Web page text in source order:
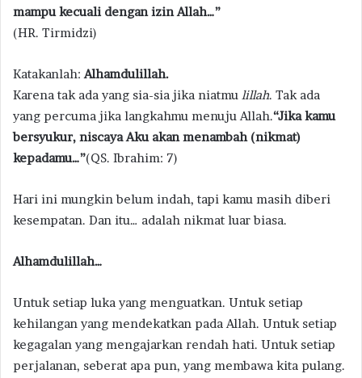
mampu kecuali dengan izin Allah…”
(HR. Tirmidzi)
Katakanlah:Alhamdulillah.
Karena tak ada yang sia-sia jika niatmu lillah. Tak ada
yang percuma jika langkahmu menuju Allah.“Jika kamu
bersyukur, niscaya Aku akan menambah (nikmat)
kepadamu…”(QS. Ibrahim: 7)
Hari ini mungkin belum indah, tapi kamu masih diberi
kesempatan. Dan itu… adalah nikmat luar biasa.
Alhamdulillah…
Untuk setiap luka yang menguatkan. Untuk setiap
kehilangan yang mendekatkan pada Allah. Untuk setiap
kegagalan yang mengajarkan rendah hati. Untuk setiap
perjalanan, seberat apa pun, yang membawa kita pulang.